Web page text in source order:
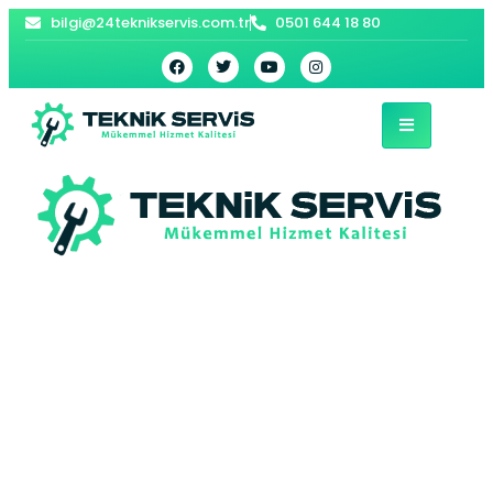
bilgi@24teknikservis.com.tr 0501 644 18 80